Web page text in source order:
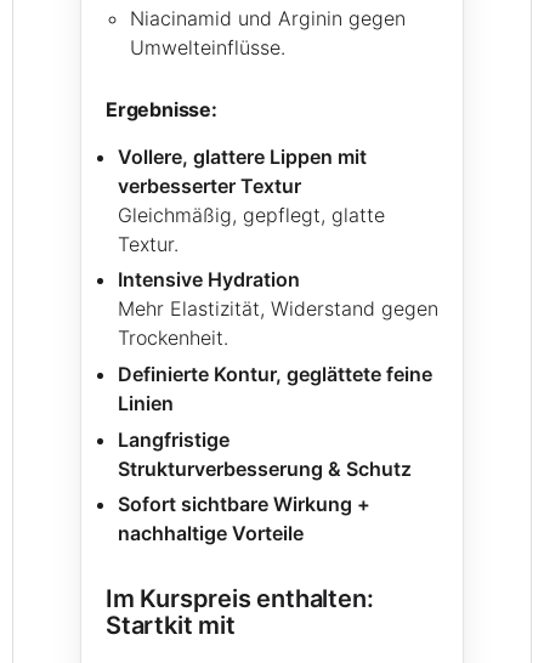
Niacinamid und Arginin gegen
Umwelteinflüsse.
Ergebnisse:
Vollere, glattere Lippen mit
verbesserter Textur
Gleichmäßig, gepflegt, glatte
Textur.
Intensive Hydration
Mehr Elastizität, Widerstand gegen
Trockenheit.
Definierte Kontur, geglättete feine
Linien
Langfristige
Strukturverbesserung & Schutz
Sofort sichtbare Wirkung +
nachhaltige Vorteile
Im Kurspreis enthalten:
Startkit mit